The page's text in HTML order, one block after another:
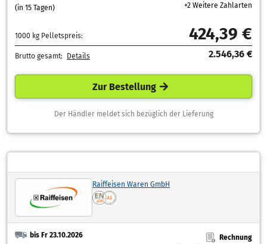
(in 15 Tagen)
+2 Weitere Zahlarten
1000 kg Pelletspreis: 424,39 €
Brutto gesamt: Details 2.546,36 €
Zur Bestellung
Der Händler meldet sich bezüglich der Lieferung
Raiffeisen Waren GmbH
bis Fr 23.10.2026
Rechnung